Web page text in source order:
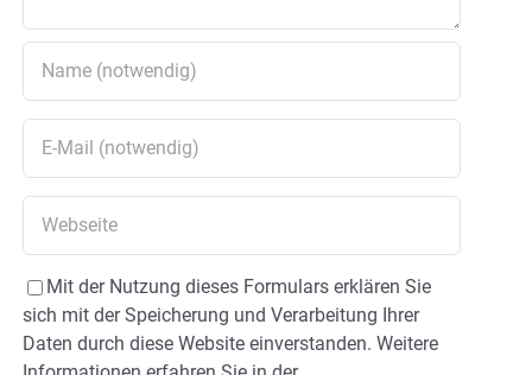
Mit der Nutzung dieses Formulars erklären Sie
sich mit der Speicherung und Verarbeitung Ihrer
Daten durch diese Website einverstanden. Weitere